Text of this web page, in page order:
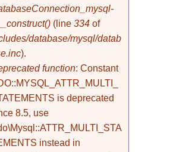
(line 334 of
database/mysql/datab
).
function: Constant
is deprecated
8.5, use
instead in